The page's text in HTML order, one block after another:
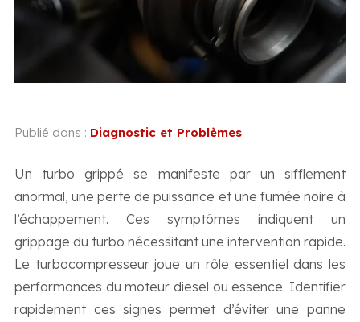
Publié dans : Diagnostic et Problèmes
Un turbo grippé se manifeste par un sifflement
anormal, une perte de puissance et une fumée noire à
l’échappement. Ces symptômes indiquent un
grippage du turbo nécessitant une intervention rapide.
Le turbocompresseur joue un rôle essentiel dans les
performances du moteur diesel ou essence. Identifier
rapidement ces signes permet d’éviter une panne